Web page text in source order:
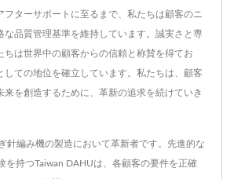
フターサポートに至るまで、私たちは顧客のニ
な品質管理基準を維持しています。誠実さと専
ちは世界中の顧客からの信頼と称賛を得てお
しての地位を確立しています。私たちは、顧客
来を創造するために、革新の追求を続けていき
針編み機の製造において革新者です。先進的な
を持つTaiwan DAHUは、各顧客の要件を正確